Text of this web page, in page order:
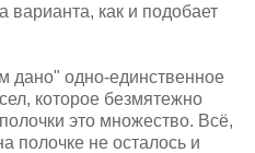
варианта, как и подобает
дано" одно-единственное
которое безмятежно
это множество. Всё,
полочке не осталось и